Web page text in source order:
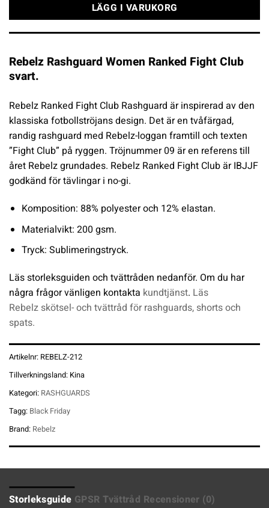
LÄGG I VARUKORG
Rebelz Rashguard Women Ranked Fight Club
svart.
Rebelz Ranked Fight Club Rashguard är inspirerad av den
klassiska fotbollströjans design. Det är en tvåfärgad,
randig rashguard med Rebelz-loggan framtill och texten
”Fight Club” på ryggen. Tröjnummer 09 är en referens till
året Rebelz grundades. Rebelz Ranked Fight Club är IBJJF
godkänd för tävlingar i no-gi.
Komposition: 88% polyester och 12% elastan.
Materialvikt: 200 gsm.
Tryck: Sublimeringstryck.
Läs storleksguiden och tvättråden nedanför. Om du har
några frågor vänligen kontakta kundtjänst. Läs
Rebelz skötsel- och tvättråd för rashguards, shorts och
spats.
Artikelnr: REBELZ-212
Tillverkningsland: Kina
Kategori: RASHGUARDS
Tagg: Black Friday
Brand: Rebelz
Storleksguide GPSR Tvättråd Recensioner (0)